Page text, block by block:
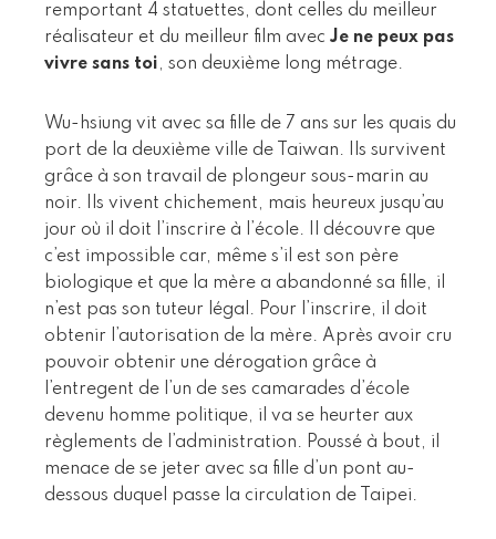
remportant 4 statuettes, dont celles du meilleur
réalisateur et du meilleur film avec Je ne peux pas
vivre sans toi, son deuxième long métrage.
Wu-hsiung vit avec sa fille de 7 ans sur les quais du
port de la deuxième ville de Taiwan. Ils survivent
grâce à son travail de plongeur sous-marin au
noir. Ils vivent chichement, mais heureux jusqu’au
jour où il doit l’inscrire à l’école. Il découvre que
c’est impossible car, même s’il est son père
biologique et que la mère a abandonné sa fille, il
n’est pas son tuteur légal. Pour l’inscrire, il doit
obtenir l’autorisation de la mère. Après avoir cru
pouvoir obtenir une dérogation grâce à
l’entregent de l’un de ses camarades d’école
devenu homme politique, il va se heurter aux
règlements de l’administration. Poussé à bout, il
menace de se jeter avec sa fille d’un pont au-
dessous duquel passe la circulation de Taipei.